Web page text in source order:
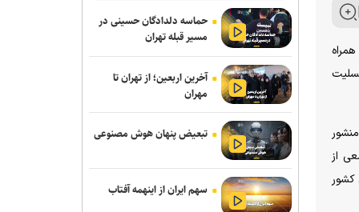
از
کشور
در فرماندهی سایبری؛ نگرانی از فشار‌های
ناشی از جنگ و مأموریت‌های فزاینده
برکناری دو مقام ارشد موساد پس از ناکامی
طرح علیه ایران
نشست خبری رئیس‌جمهور فردا برگزار
می‌شود
برنی سندرز: ترامپ خطرناک‌ ترین رئیس‌
جمهور تاریخ آمریکا است
حماسه دلدادگان حسینی در
مسیر قبله تهران
آخرین اربعین؛ از تهران تا
مهران
تبعیض پنهان هوش مصنوعی
سهم ایران از اینهمه آفتاب